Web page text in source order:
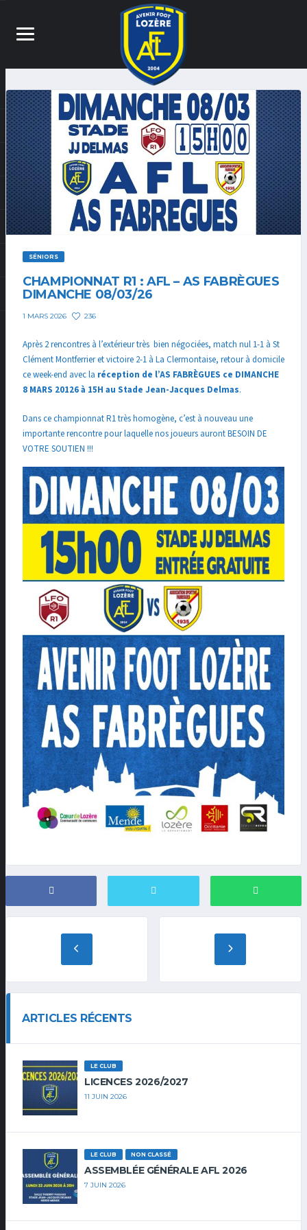
SÉNIORS
CHAMPIONNAT R1 : AFL – AS FABRÈGUES
DIMANCHE 08/03/26
1 MARS 2026 236
Après 2 rencontres à l’extérieur très bien négociées, match nul 1-1 à St
Clément Montferrier et victoire 2-1 à La Clermontaise, retour à domicile
ce week-end avec la réception de l’AS FABRÈGUES ce DIMANCHE
8 MARS 20126 à 15H au Stade Jean-Jacques Delmas.
Dans ce championnat R1 très homogène, c’est à nouveau une
importante rencontre pour laquelle nos joueurs auront BESOIN DE
VOTRE SOUTIEN !!!
ARTICLES RÉCENTS
LE CLUB
LICENCES 2026/2027
11 JUIN 2026
LE CLUB NON CLASSÉ
ASSEMBLÉE GÉNÉRALE AFL 2026
7 JUIN 2026